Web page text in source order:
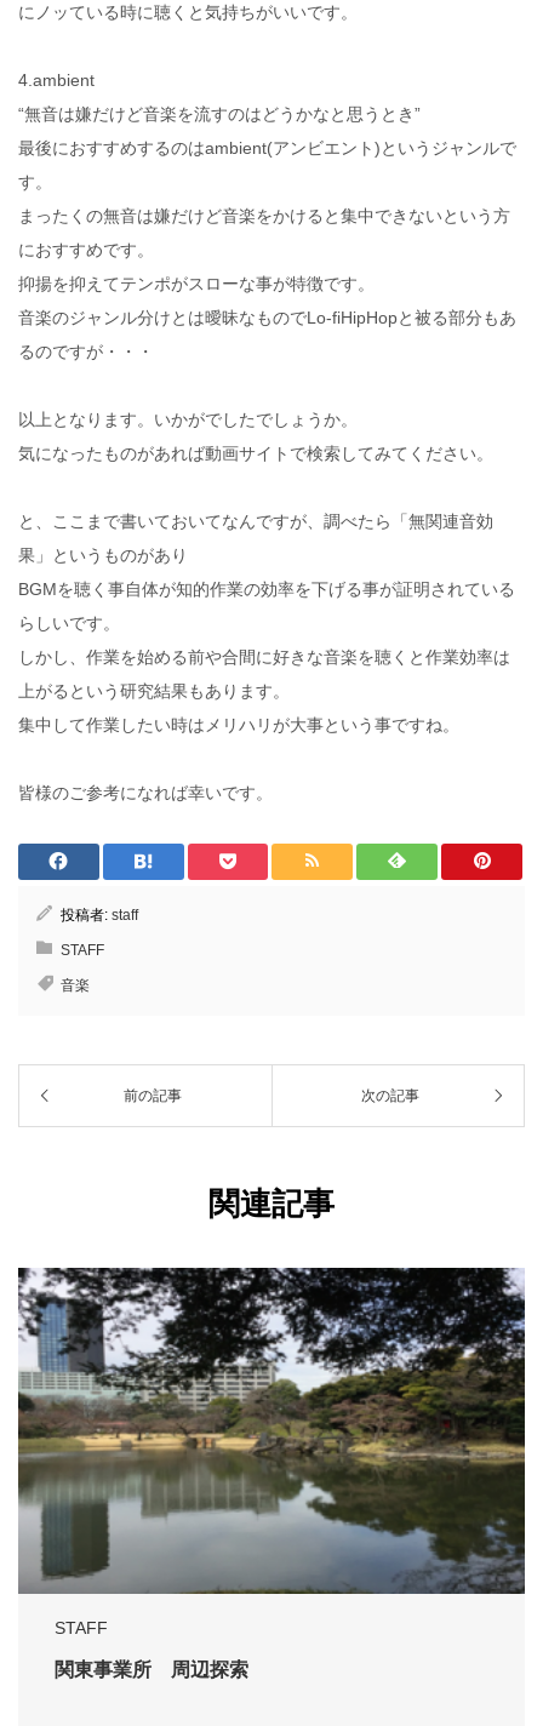
にノッている時に聴くと気持ちがいいです。
4.ambient
“無音は嫌だけど音楽を流すのはどうかなと思うとき”
最後におすすめするのはambient(アンビエント)というジャンルで
す。
まったくの無音は嫌だけど音楽をかけると集中できないという方
におすすめです。
抑揚を抑えてテンポがスローな事が特徴です。
音楽のジャンル分けとは曖昧なものでLo-fiHipHopと被る部分もあ
るのですが・・・
以上となります。いかがでしたでしょうか。
気になったものがあれば動画サイトで検索してみてください。
と、ここまで書いておいてなんですが、調べたら「無関連音効
果」というものがあり
BGMを聴く事自体が知的作業の効率を下げる事が証明されている
らしいです。
しかし、作業を始める前や合間に好きな音楽を聴くと作業効率は
上がるという研究結果もあります。
集中して作業したい時はメリハリが大事という事ですね。
皆様のご参考になれば幸いです。
投稿者: staff
STAFF
音楽
前の記事 次の記事
関連記事
STAFF
関東事業所 周辺探索